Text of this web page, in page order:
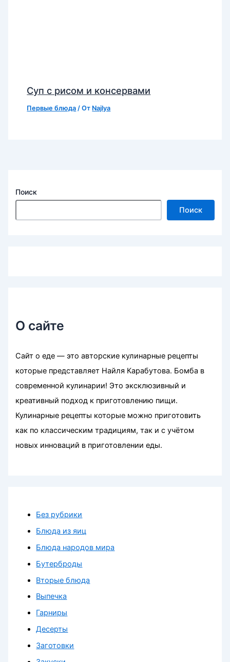
Суп с рисом и консервами
Первые блюда / От Najlya
Поиск
Поиск
О сайте
Сайт о еде — это авторские кулинарные рецепты
которые представляет Найля Карабутова. Бомба в
современной кулинарии! Это эксклюзивный и
креативный подход к приготовлению пищи.
Кулинарные рецепты которые можно приготовить
как по классическим традициям, так и с учётом
новых инноваций в приготовлении еды.
Без рубрики
Блюда из яиц
Блюда народов мира
Бутерброды
Вторые блюда
Выпечка
Гарниры
Десерты
Заготовки